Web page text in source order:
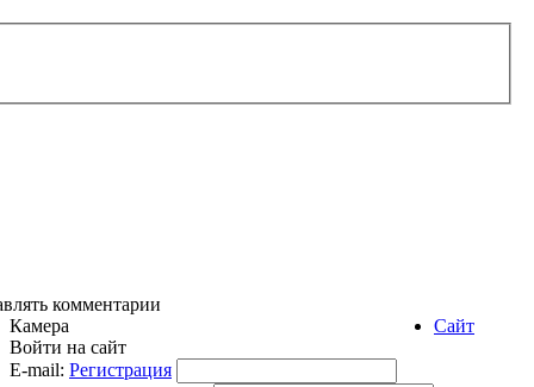
комментарии
Камера
Войти на сайт
E-mail: Регистрация
Сайт